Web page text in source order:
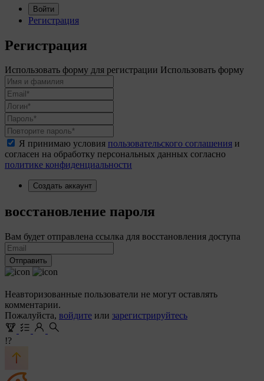
Войти
Регистрация
Регистрация
Использовать форму для регистрации Использовать форму
Я принимаю условия пользовательского соглашения и
согласен на обработку персональных данных согласно
политике конфиденциальности
Создать аккаунт
восстановление пароля
Вам будет отправлена ссылка для восстановления доступа
Отправить
Неавторизованные пользователи не могут оставлять
комментарии.
Пожалуйста, войдите или зарегистрируйтесь
!?